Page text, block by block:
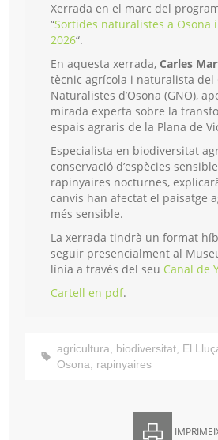
Xerrada en el marc del
“Sortides naturalistes a Osona
2026“.
En aquesta xerrada, Carles
tècnic agrícola i naturalista del
Naturalistes d’Osona (GNO),
mirada experta sobre la
espais agraris de la Plana de
Especialista en biodiversitat
conservació d’espècies
rapinyaires nocturnes,
canvis han afectat el paisatge
més sensible.
La xerrada tindrà un format
seguir presencialment al
línia a través del seu Canal de
Cartell en pdf.
agricultura, biodiversitat, El
Osona, rapinyaires